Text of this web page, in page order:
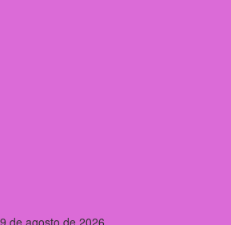
9 de agosto de 2026